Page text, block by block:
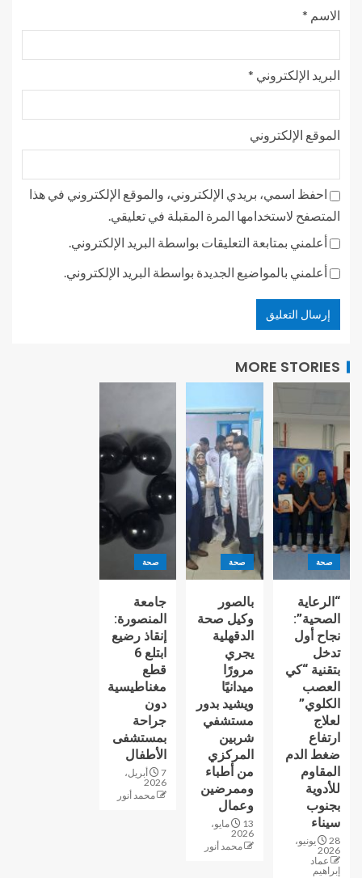
الاسم *
البريد الإلكتروني *
الموقع الإلكتروني
احفظ اسمي، بريدي الإلكتروني، والموقع الإلكتروني في هذا
المتصفح لاستخدامها المرة المقبلة في تعليقي.
أعلمني بمتابعة التعليقات بواسطة البريد الإلكتروني.
أعلمني بالمواضيع الجديدة بواسطة البريد الإلكتروني.
MORE STORIES
صحة
“الرعاية
الصحية”:
نجاح أول
تدخل
بتقنية “كي
العصب
الكلوي”
لعلاج
ارتفاع
ضغط الدم
المقاوم
للأدوية
بجنوب
سيناء
28 يونيو،
2026
عماد
إبراهيم
صحة
بالصور
وكيل صحة
الدقهلية
يجري
مرورًا
ميدانيًا
ويشيد بدور
مستشفي
شربين
المركزي
من أطباء
وممرضين
وعمال
13 مايو،
2026
محمد أنور
صحة
جامعة
المنصورة:
إنقاذ رضيع
ابتلع 6
قطع
مغناطيسية
دون
جراحة
بمستشفى
الأطفال
7 أبريل،
2026
محمد أنور